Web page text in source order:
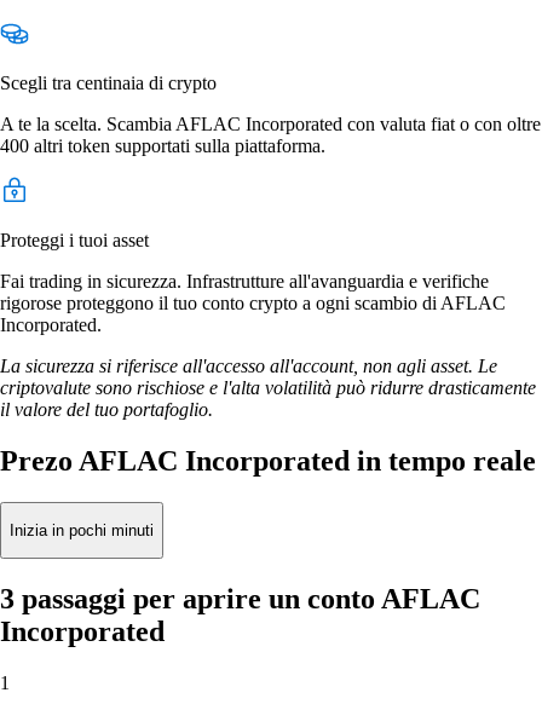
Scegli tra centinaia di crypto
A te la scelta. Scambia AFLAC Incorporated con valuta fiat o con oltre
400 altri token supportati sulla piattaforma.
Proteggi i tuoi asset
Fai trading in sicurezza. Infrastrutture all'avanguardia e verifiche
rigorose proteggono il tuo conto crypto a ogni scambio di AFLAC
Incorporated.
La sicurezza si riferisce all'accesso all'account, non agli asset. Le
criptovalute sono rischiose e l'alta volatilità può ridurre drasticamente
il valore del tuo portafoglio.
Prezo AFLAC Incorporated in tempo reale
Inizia in pochi minuti
3 passaggi per aprire un conto AFLAC
Incorporated
1